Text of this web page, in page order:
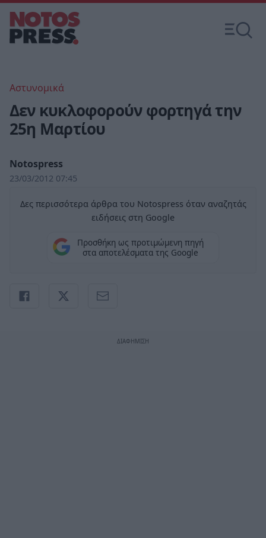
Αστυνομικά
Δεν κυκλοφορούν φορτηγά την
25η Μαρτίου
Notospress
23/03/2012 07:45
Δες περισσότερα άρθρα του Notospress όταν αναζητάς
ειδήσεις στη Google
Προσθήκη ως προτιμώμενη πηγή
στα αποτελέσματα της Google